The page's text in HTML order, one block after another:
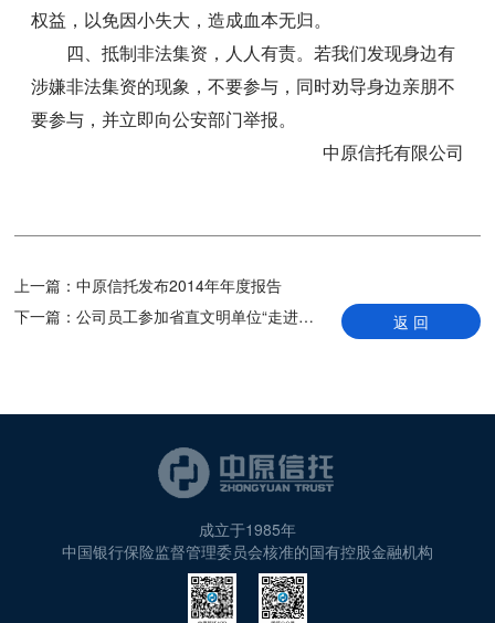
权益，以免因小失大，造成血本无归。
四、抵制非法集资，人人有责。若我们发现身边有
涉嫌非法集资的现象，不要参与，同时劝导身边亲朋不
要参与，并立即向公安部门举报。
中原信托有限公司
上一篇：中原信托发布2014年年度报告
下一篇：公司员工参加省直文明单位“走进绿博园、感受大自然”健步走活动 返 回
成立于1985年
中国银行保险监督管理委员会核准的国有控股金融机构